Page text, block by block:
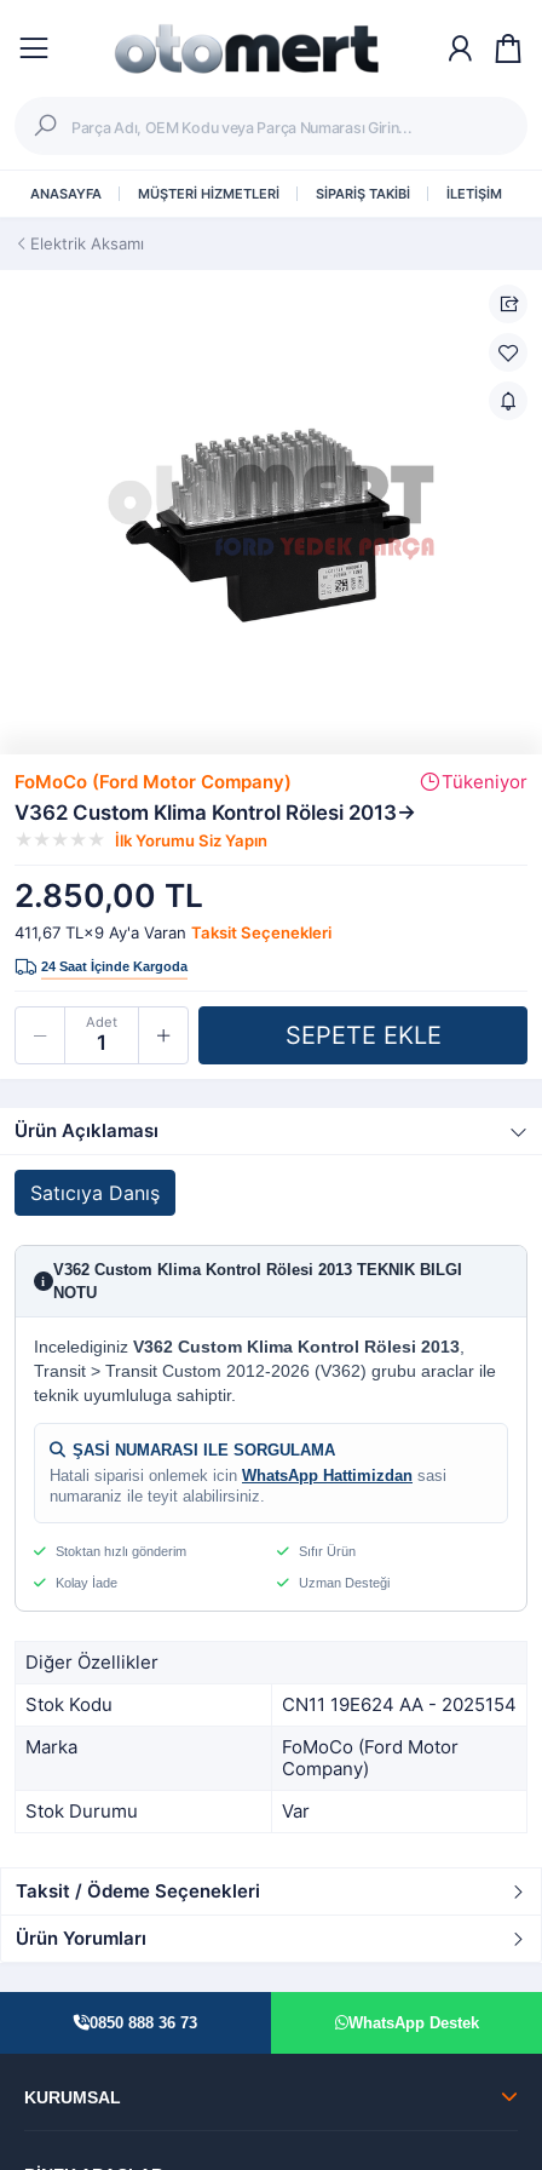
ANASAYFA MÜŞTERİ HİZMETLERİ SİPARİŞ TAKİBİ İLETİŞİM
Elektrik Aksamı
FoMoCo (Ford Motor Company) Tükeniyor
V362 Custom Klima Kontrol Rölesi 2013->
İlk Yorumu Siz Yapın
2.850,00 TL
411,67 TL×9 Ay'a Varan Taksit Seçenekleri
Adet
Ürün Açıklaması
Satıcıya Danış
i
V362 Custom Klima Kontrol Rölesi 2013 TEKNIK BILGI
NOTU
Incelediginiz V362 Custom Klima Kontrol Rölesi 2013,
Transit > Transit Custom 2012-2026 (V362) grubu araclar ile
teknik uyumluluga sahiptir.
ŞASİ NUMARASI ILE SORGULAMA
Hatali siparisi onlemek icin WhatsApp Hattimizdan sasi
numaraniz ile teyit alabilirsiniz.
Stoktan hızlı gönderim Sıfır Ürün
Kolay İade Uzman Desteği
Diğer Özellikler
Stok Kodu
CN11 19E624 AA - 2025154
Marka
FoMoCo (Ford Motor
Company)
Stok Durumu
Var
Taksit / Ödeme Seçenekleri
Ürün Yorumları
0850 888 36 73 WhatsApp Destek
KURUMSAL